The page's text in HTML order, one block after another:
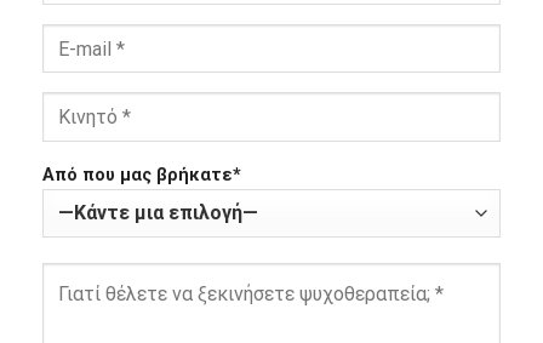
Από που μας βρήκατε*